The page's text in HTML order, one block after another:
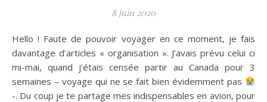
8 juin 2020
Hello ! Faute de pouvoir voyager en ce moment, je fais
davantage d’articles « organisation ». J’avais prévu celui ci
mi-mai, quand j’étais censée partir au Canada pour 3
semaines – voyage qui ne se fait bien évidemment pas
-. Du coup je te partage mes indispensables en avion, pour